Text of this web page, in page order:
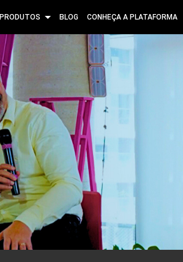
PRODUTOS BLOG CONHEÇA A PLATAFORMA